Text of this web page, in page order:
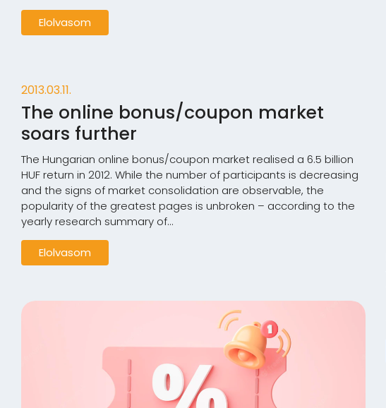
Elolvasom
2013.03.11.
The online bonus/coupon market
soars further
The Hungarian online bonus/coupon market realised a 6.5 billion
HUF return in 2012. While the number of participants is decreasing
and the signs of market consolidation are observable, the
popularity of the greatest pages is unbroken – according to the
yearly research summary of...
Elolvasom